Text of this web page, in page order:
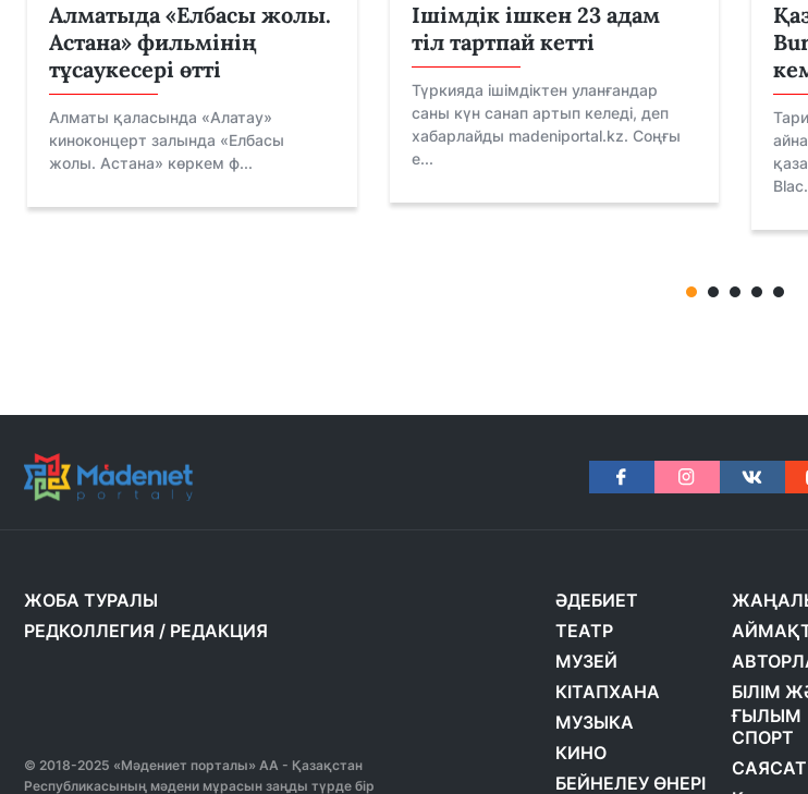
Алматыда «Елбасы жолы.
Астана» фильмінің
тұсаукесері өтті
Алматы қаласында «Алатау»
киноконцерт залында «Елбасы
жолы. Астана» көркем ф...
Ішімдік ішкен 23 адам
тіл тартпай кетті
Түркияда ішімдіктен уланғандар
саны күн санап артып келеді, деп
хабарлайды madeniportal.kz. Соңғы
е...
ЖОБА ТУРАЛЫ
РЕДКОЛЛЕГИЯ / РЕДАКЦИЯ
© 2018-2025 «Мәдениет порталы» АА - Қазақстан
Республикасының мәдени мұрасын заңды түрде бір
ӘДЕБИЕТ
ТЕАТР
МУЗЕЙ
КІТАПХАНА
МУЗЫКА
КИНО
БЕЙНЕЛЕУ ӨНЕРІ
БІЛІМ
ҒЫЛЫМ
СПОРТ
САЯСАТ